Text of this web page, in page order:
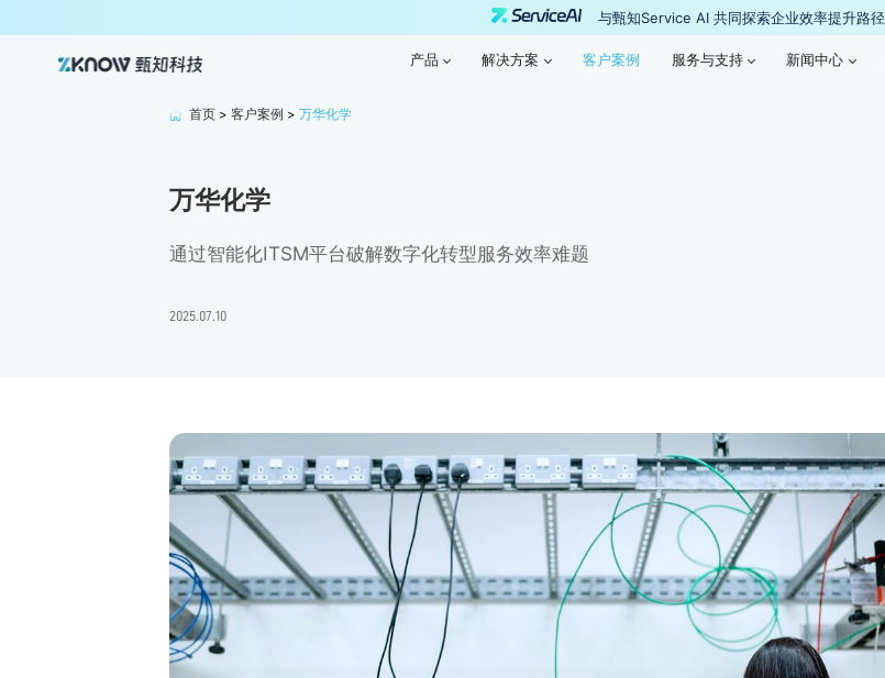
与甄知Service AI 共同探索企业效率提升路径
产品 解决方案
客户案例
客户案例
服务与支持 新闻中心
首页 >客户案例 > 万华化学
万华化学
通过‌智能化ITSM平台‌破解‌数字化转型服务效率难题
2025.07.10